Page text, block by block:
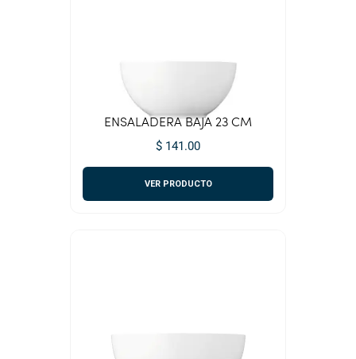
ENSALADERA BAJA 23 CM
$ 141.00
VER PRODUCTO